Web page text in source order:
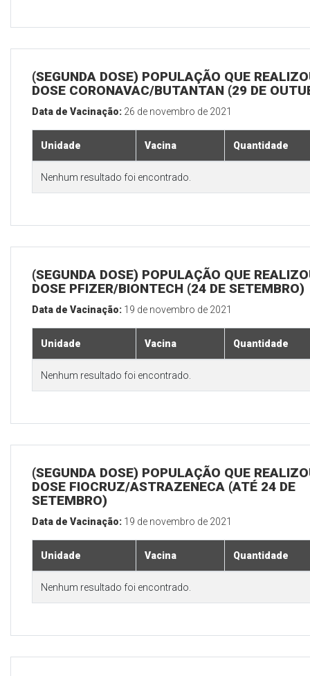
(SEGUNDA DOSE) POPULAÇÃO QUE
DOSE CORONAVAC/BUTANTAN (29 DE
Data de Vacinação: 26 de novembro de 2021
Unidade Vacina Quantidade
Nenhum resultado foi encontrado.
(SEGUNDA DOSE) POPULAÇÃO QUE
DOSE PFIZER/BIONTECH (24 DE SETEMBRO)
Data de Vacinação: 19 de novembro de 2021
Unidade Vacina Quantidade
Nenhum resultado foi encontrado.
(SEGUNDA DOSE) POPULAÇÃO QUE
DOSE FIOCRUZ/ASTRAZENECA (ATÉ 24 DE
SETEMBRO)
Data de Vacinação: 19 de novembro de 2021
Unidade Vacina Quantidade
Nenhum resultado foi encontrado.